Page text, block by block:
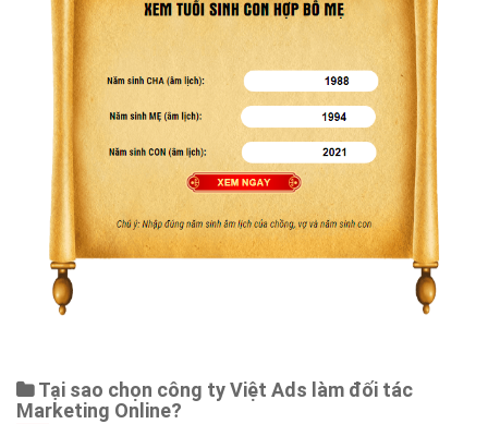
Tại sao chọn công ty Việt Ads làm đối tác
Marketing Online?